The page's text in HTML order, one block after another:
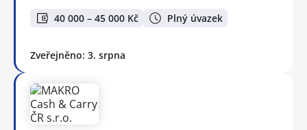
40 000 – 45 000 Kč Plný úvazek
Zveřejněno: 3. srpna